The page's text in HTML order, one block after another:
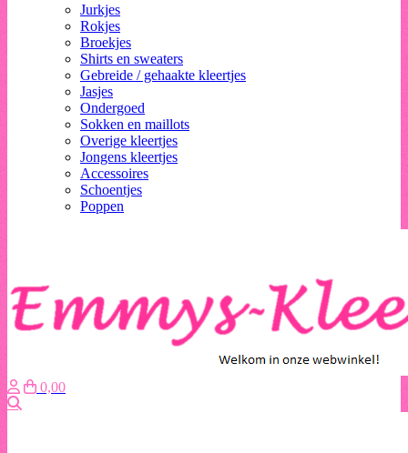
Jurkjes
Rokjes
Broekjes
Shirts en sweaters
Gebreide / gehaakte kleertjes
Jasjes
Ondergoed
Sokken en maillots
Overige kleertjes
Jongens kleertjes
Accessoires
Schoentjes
Poppen
0,00